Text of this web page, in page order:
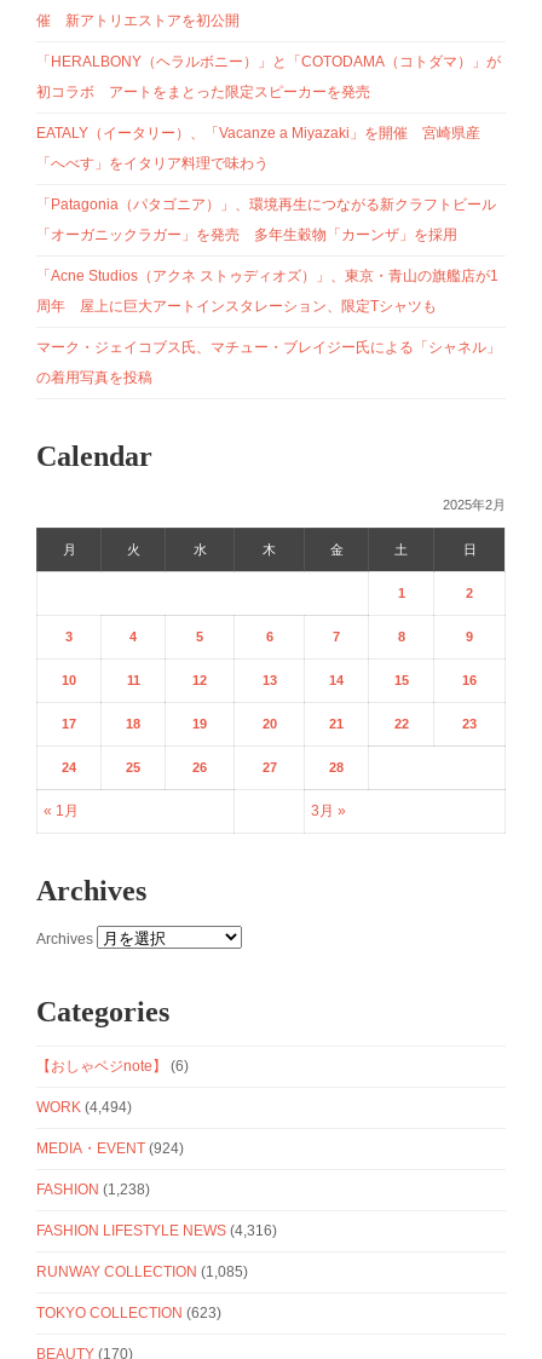
催 新アトリエストアを初公開
「HERALBONY（ヘラルボニー）」と「COTODAMA（コトダマ）」が
初コラボ アートをまとった限定スピーカーを発売
EATALY（イータリー）、「Vacanze a Miyazaki」を開催 宮崎県産
「へべす」をイタリア料理で味わう
「Patagonia（パタゴニア）」、環境再生につながる新クラフトビール
「オーガニックラガー」を発売 多年生穀物「カーンザ」を採用
「Acne Studios（アクネ ストゥディオズ）」、東京・青山の旗艦店が1
周年 屋上に巨大アートインスタレーション、限定Tシャツも
マーク・ジェイコブス氏、マチュー・ブレイジー氏による「シャネル」
の着用写真を投稿
Calendar
2025年2月
月 火 水 木 金 土 日
« 1月 3月 »
1 2
3 4 5 6 7 8 9
10 11 12 13 14 15 16
17 18 19 20 21 22 23
24 25 26 27 28
Archives
Archives
Categories
【おしゃベジnote】 (6)
WORK (4,494)
MEDIA・EVENT (924)
FASHION (1,238)
FASHION LIFESTYLE NEWS (4,316)
RUNWAY COLLECTION (1,085)
TOKYO COLLECTION (623)
BEAUTY (170)